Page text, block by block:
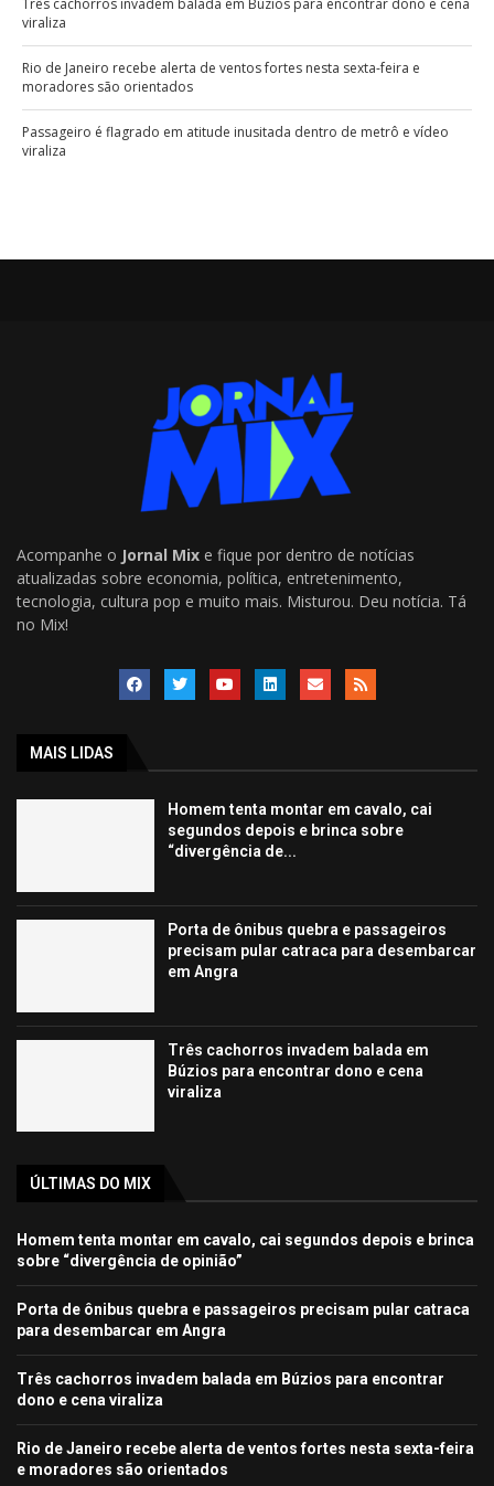
Três cachorros invadem balada em Búzios para encontrar dono e cena
viraliza
Rio de Janeiro recebe alerta de ventos fortes nesta sexta-feira e
moradores são orientados
Passageiro é flagrado em atitude inusitada dentro de metrô e vídeo
viraliza
Acompanhe o Jornal Mix e fique por dentro de notícias
atualizadas sobre economia, política, entretenimento,
tecnologia, cultura pop e muito mais. Misturou. Deu notícia. Tá
no Mix!
MAIS LIDAS
Homem tenta montar em cavalo, cai
segundos depois e brinca sobre
“divergência de...
Porta de ônibus quebra e passageiros
precisam pular catraca para desembarcar
em Angra
Três cachorros invadem balada em
Búzios para encontrar dono e cena
viraliza
ÚLTIMAS DO MIX
Homem tenta montar em cavalo, cai segundos depois e brinca
sobre “divergência de opinião”
Porta de ônibus quebra e passageiros precisam pular catraca
para desembarcar em Angra
Três cachorros invadem balada em Búzios para encontrar
dono e cena viraliza
Rio de Janeiro recebe alerta de ventos fortes nesta sexta-feira
e moradores são orientados